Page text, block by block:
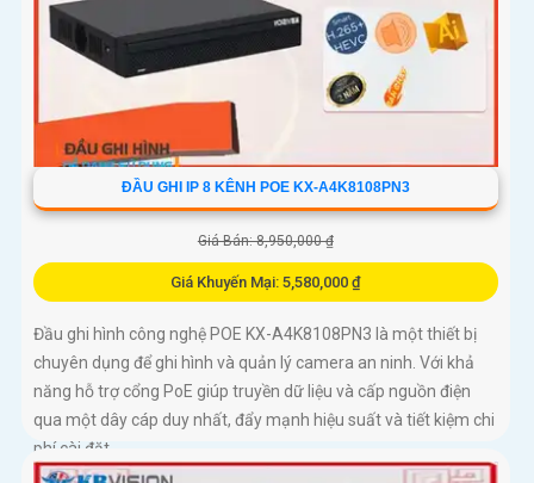
ĐẦU GHI IP 8 KÊNH POE KX-A4K8108PN3
Giá Bán: 8,950,000 ₫
Giá Khuyến Mại: 5,580,000 ₫
Đầu ghi hình công nghệ POE KX-A4K8108PN3 là một thiết bị
chuyên dụng để ghi hình và quản lý camera an ninh. Với khả
năng hỗ trợ cổng PoE giúp truyền dữ liệu và cấp nguồn điện
qua một dây cáp duy nhất, đẩy mạnh hiệu suất và tiết kiệm chi
phí cài đặt